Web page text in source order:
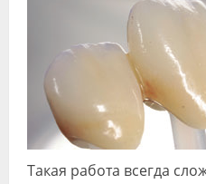
Такая работа всегда